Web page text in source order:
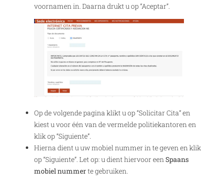
voornamen in. Daarna drukt u op “Aceptar”.
Op de volgende pagina klikt u op “Solicitar Cita” en
kiest u voor één van de vermelde politiekantoren en
klik op “Siguiente”.
Hierna dient u uw mobiel nummer in te geven en klik
op “Siguiente”. Let op: u dient hiervoor eenSpaans
mobiel nummerte gebruiken.